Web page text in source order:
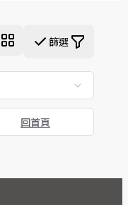
篩選
回首頁